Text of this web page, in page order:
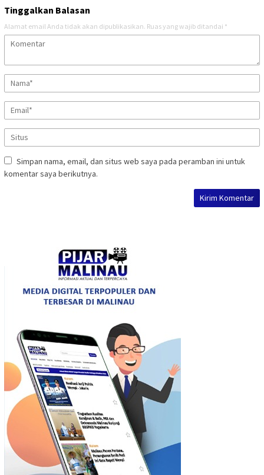
Tinggalkan Balasan
Alamat email Anda tidak akan dipublikasikan. Ruas yang wajib ditandai *
Simpan nama, email, dan situs web saya pada peramban ini untuk
komentar saya berikutnya.